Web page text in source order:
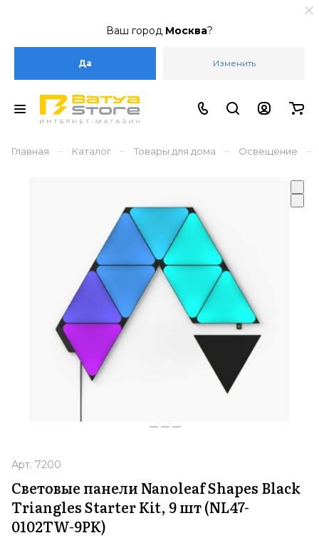
Ваш город Москва?
Да Изменить
Главная – Каталог – Товары для дома – Освещение –
Арт. 7200
Световые панели Nanoleaf Shapes Black
Triangles Starter Kit, 9 шт (NL47-
0102TW-9PK)